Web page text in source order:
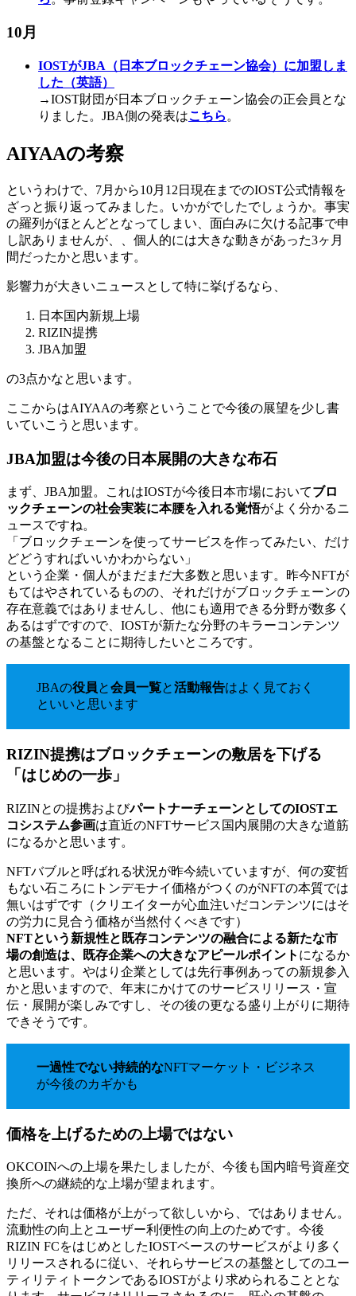
10月
IOSTがJBA（日本ブロックチェーン協会）に加盟しま
した（英語）
→IOST財団が日本ブロックチェーン協会の正会員とな
りました。JBA側の発表はこちら 。
AIYAAの考察
というわけで、7月から10月12日現在までのIOST公式情報を
ざっと振り返ってみました。いかがでしたでしょうか。事実
の羅列がほとんどとなってしまい、面白みに欠ける記事で申
し訳ありませんが、、個人的には大きな動きがあった3ヶ月
間だったかと思います。
影響力が大きいニュースとして特に挙げるなら、
日本国内新規上場
RIZIN提携
JBA加盟
の3点かなと思います。
ここからはAIYAAの考察ということで今後の展望を少し書
いていこうと思います。
JBA加盟は今後の日本展開の大きな布石
まず、JBA加盟。これはIOSTが今後日本市場においてブロ
ックチェーンの社会実装に本腰を入れる覚悟がよく分かるニ
ュースですね。
「ブロックチェーンを使ってサービスを作ってみたい、だけ
どどうすればいいかわからない」
という企業・個人がまだまだ大多数と思います。昨今NFTが
もてはやされているものの、それだけがブロックチェーンの
存在意義ではありませんし、他にも適用できる分野が数多く
あるはずですので、IOSTが新たな分野のキラーコンテンツ
の基盤となることに期待したいところです。
JBAの役員と会員一覧と活動報告はよく見ておく
といいと思います
RIZIN提携はブロックチェーンの敷居を下げる
「はじめの一歩」
RIZINとの提携およびパートナーチェーンとしてのIOSTエ
コシステム参画は直近のNFTサービス国内展開の大きな道筋
になるかと思います。
NFTバブルと呼ばれる状況が昨今続いていますが、何の変哲
もない石ころにトンデモナイ価格がつくのがNFTの本質では
無いはずです（クリエイターが心血注いだコンテンツにはそ
の労力に見合う価格が当然付くべきです）
NFTという新規性と既存コンテンツの融合による新たな市
場の創造は、既存企業への大きなアピールポイント になるか
と思います。やはり企業としては先行事例あっての新規参入
かと思いますので、年末にかけてのサービスリリース・宣
伝・展開が楽しみですし、その後の更なる盛り上がりに期待
できそうです。
一過性でない持続的なNFTマーケット・ビジネス
が今後のカギかも
価格を上げるための上場ではない
OKCOINへの上場を果たしましたが、今後も国内暗号資産交
換所への継続的な上場が望まれます。
ただ、それは価格が上がって欲しいから、ではありません。
流動性の向上とユーザー利便性の向上のためです。今後
RIZIN FCをはじめとしたIOSTベースのサービスがより多く
リリースされるに従い、それらサービスの基盤としてのユー
ティリティトークンであるIOSTがより求められることとな